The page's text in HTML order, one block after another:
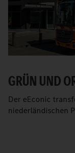
GRÜN UND
Der eEconic
niederländischen